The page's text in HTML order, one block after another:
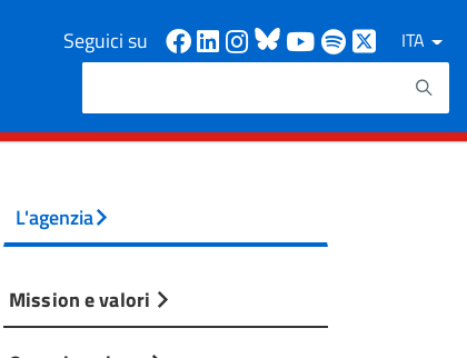
Seguici su Facebook
Linkedin
Instagram
Bluesky
Youtube
Spotify
ITA
Cerca
L'agenzia
Mission e valori